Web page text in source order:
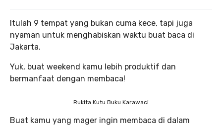
Itulah 9 tempat yang bukan cuma kece, tapi juga
nyaman untuk menghabiskan waktu buat baca di
Jakarta.
Yuk, buat weekend kamu lebih produktif dan
bermanfaat dengan membaca!
Rukita Kutu Buku Karawaci
Buat kamu yang mager ingin membaca di dalam